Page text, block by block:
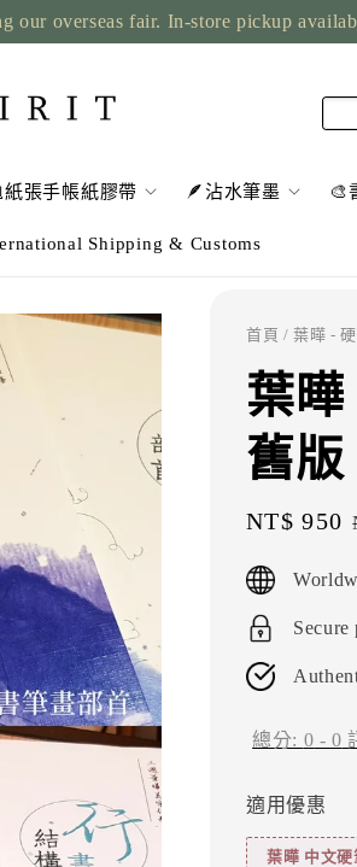
our overseas fair. In-store pickup
紙張手帳紙膠帶 🪶沾水筆墨 🎨
Shipping & Customs
首頁 / 葉曄 -
葉
舊版
Sale
NT$ 950
Secure
總分: 0 -0
適用優惠
葉曄 中文